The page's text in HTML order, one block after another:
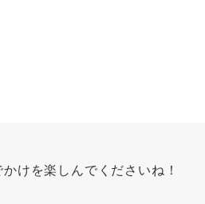
けを楽しんでくださいね！